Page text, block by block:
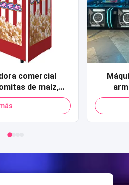
comercial
de maíz,
con código QR,
de palomitas de
comercial